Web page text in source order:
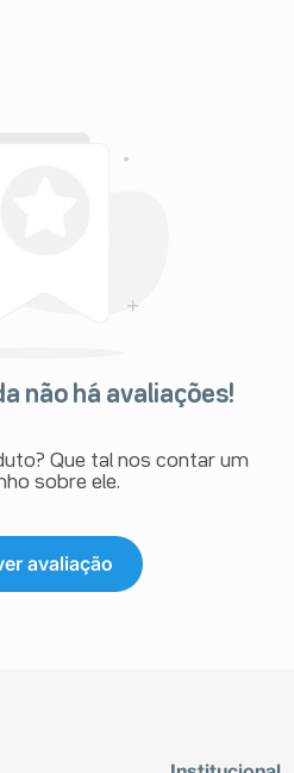
não há avaliações!
Que tal nos contar um
sobre ele.
avaliação